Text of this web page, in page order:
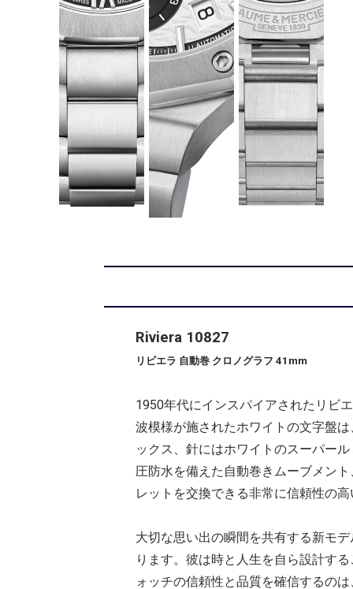
Riviera 10827
リビエラ 自動巻 クロノグラフ 41mm
1950年代にインスパイアされたリビ
波模様が施されたホワイトの文字盤
ックス、針にはホワイトのスーパー
圧防水を備えた自動巻きムーブメン
レットを交換できる非常に信頼性の
大切な思い出の瞬間を共有する新モ
ります。彼は時と人生を自ら設計す
ォッチの信頼性と品質を確信するの